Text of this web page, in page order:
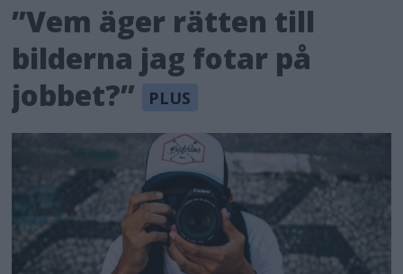
”Vem äger rätten till
bilderna jag fotar på
jobbet?”